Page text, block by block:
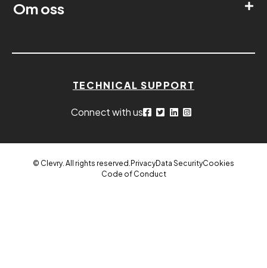
Om oss
TECHNICAL SUPPORT
Connect with us
© Clevry. All rights reserved. PrivacyData SecurityCookies
Code of Conduct